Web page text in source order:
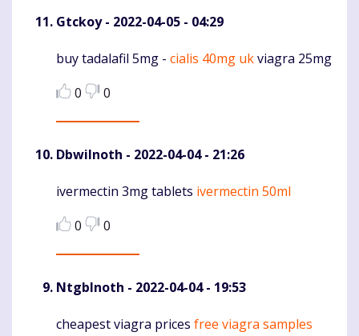
Gtckoy- 2022-04-05 - 04:29
Komentaras
buy tadalafil 5mg - cialis 40mg ukviagra 25mg
0
0
DbwiInoth - 2022-04-04 - 21:26
Komentaras
ivermectin 3mg tablets ivermectin 50ml
0
0
NtgbInoth - 2022-04-04 - 19:53
Komentaras
cheapest viagra prices free viagra samples